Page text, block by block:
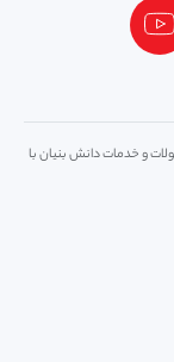
و خدمات دانش بنیان با